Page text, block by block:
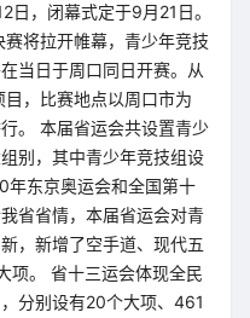
，闭幕式定于9月21日。
将拉开帷幕，青少年竞技
当日于周口同日开赛。从
，比赛地点以周口市为
。 本届省运会共设置青少
别，其中青少年竞技组设
东京奥运会和全国第十
省省情，本届省运会对青
，新增了空手道、现代五
项。 省十三运会体现全民
分别设有20个大项、461